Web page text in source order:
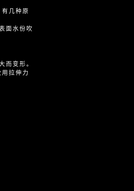
几种原
面水份吹
而变形。
拉伸力